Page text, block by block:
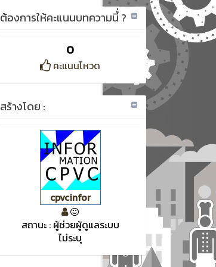
ต้องการให้คะแนนบทความนี้่ ?
0
คะแนนโหวด
สร้างโดย :
cpvcinfor
สถานะ : ผู้ช่วยผู้ดูแลระบบ
ไม่ระบุ